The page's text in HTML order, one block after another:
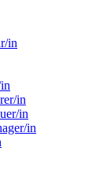
in
in
in
in